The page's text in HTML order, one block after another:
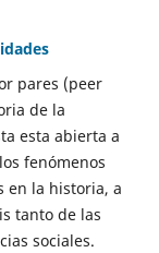
pares (peer
de la
esta abierta a
fenómenos
en la historia, a
tanto de las
sociales.